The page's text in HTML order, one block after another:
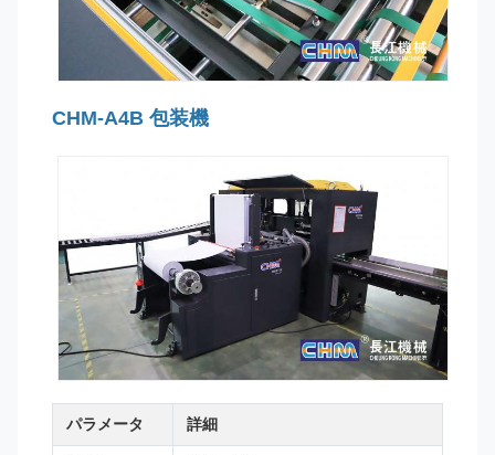
CHM-A4B 包装機
パラメータ 詳細